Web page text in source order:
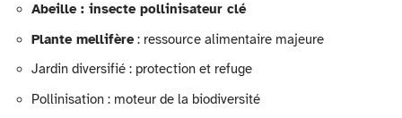
Abeille : insecte pollinisateur clé
Plante mellifère: ressource alimentaire majeure
Jardin diversifié : protection et refuge
Pollinisation : moteur de la biodiversité